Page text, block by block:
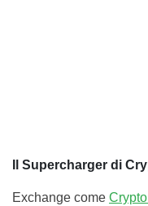
Il Supercharger di
Exchange come